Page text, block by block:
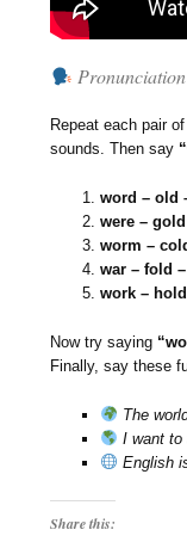
Repeat each pair
sounds. Then say
word – old
were –
worm –
war – fold
work –
Now try saying
Finally, say these
The
I want to
English
Share this: